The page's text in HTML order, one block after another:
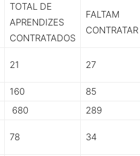
TOTAL DE
APRENDIZES
CONTRATADOS
FALTAM
CONTRATAR
21 27
160
85
680
289
78 34